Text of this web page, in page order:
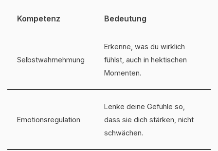
Kompetenz Bedeutung
Selbstwahrnehmung
Erkenne, was du wirklich
fühlst, auch in hektischen
Momenten.
Emotionsregulation
Lenke deine Gefühle so,
dass sie dich stärken, nicht
schwächen.